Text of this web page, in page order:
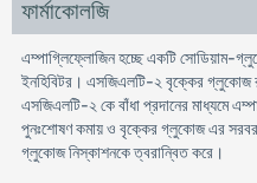
ফার্মাকোলজি
এম্পাগ্লিফ্লোজিন হচ্ছে একটি সোডিয়াম-
ইনহিবিটর। এসজিএলটি-২ বৃক্কের গ্লুকোজ
এসজিএলটি-২ কে বাঁধা প্রদানের মাধ্যমে
পুনঃশোষণ কমায় ও বৃক্কের গ্লুকোজ এর
গ্লুকোজ নিস্কাশনকে ত্বরান্বিত করে।